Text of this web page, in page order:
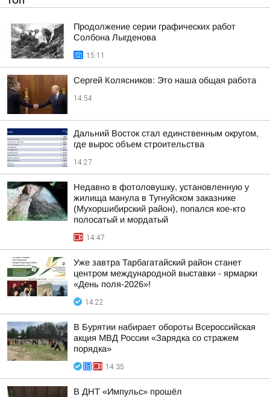
Продолжение серии графических работ
Солбона Лыгденова
15:11
Сергей Колясников: Это наша общая работа
14:54
Дальний Восток стал единственным округом,
где вырос объем строительства
14:27
Недавно в фотоловушку, установленную у
жилища манула в Тугнуйском заказнике
(Мухоршибирский район), попался кое-кто
полосатый и мордатый
14:47
Уже завтра Тарбагатайский район станет
центром международной выставки - ярмарки
«День поля-2026»!
14:22
В Бурятии набирает обороты Всероссийская
акция МВД России «Зарядка со стражем
порядка»
14:35
В ДНТ «Импульс» прошёл